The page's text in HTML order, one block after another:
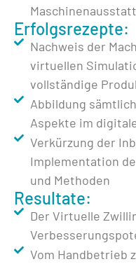
Erfolgsrezepte:
Nachweis der
virtuellen
vollständige
Abbildung
Aspekte im
Verkürzung der
Implementation
und Methoden
Resultate:
Der Virtuelle
Vom Handbetrieb